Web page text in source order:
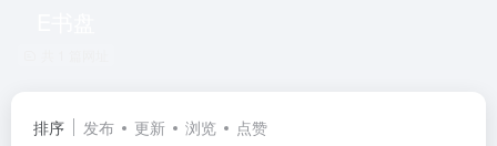
排序 发布 更新 浏览 点赞